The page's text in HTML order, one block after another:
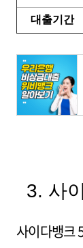
대출기간
3. 사
사이다뱅크